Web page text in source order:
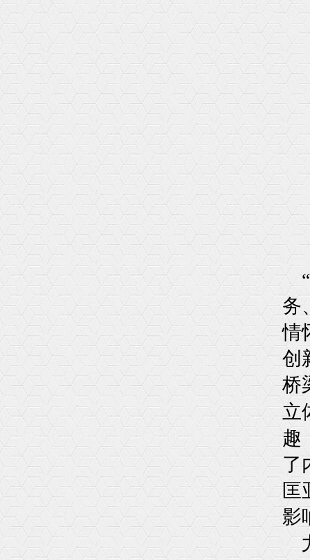
“
务
情
创
桥
立
趣
了
匡
影